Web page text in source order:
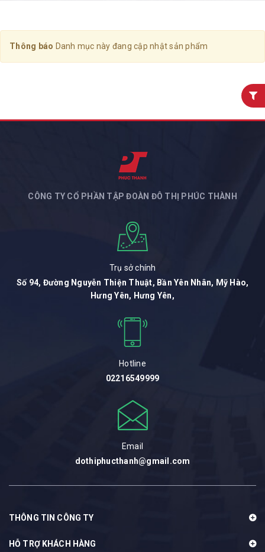
Thông báo Danh mục này đang cập nhật sản phẩm
CÔNG TY CỔ PHẦN TẬP ĐOÀN ĐÔ THỊ PHÚC THÀNH
Trụ sở chính
Số 94, Đường Nguyễn Thiện Thuật, Bần Yên Nhân, Mỹ Hào,
Hưng Yên, Hưng Yên,
Hotline
02216549999
Email
dothiphucthanh@gmail.com
THÔNG TIN CÔNG TY
HỖ TRỢ KHÁCH HÀNG